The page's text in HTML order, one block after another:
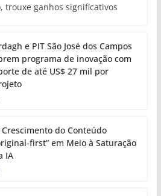
trouxe ganhos significativos
e PIT São José dos Campos
programa de inovação com
de até US$ 27 mil por
Crescimento do Conteúdo
first” em Meio à Saturação
IA